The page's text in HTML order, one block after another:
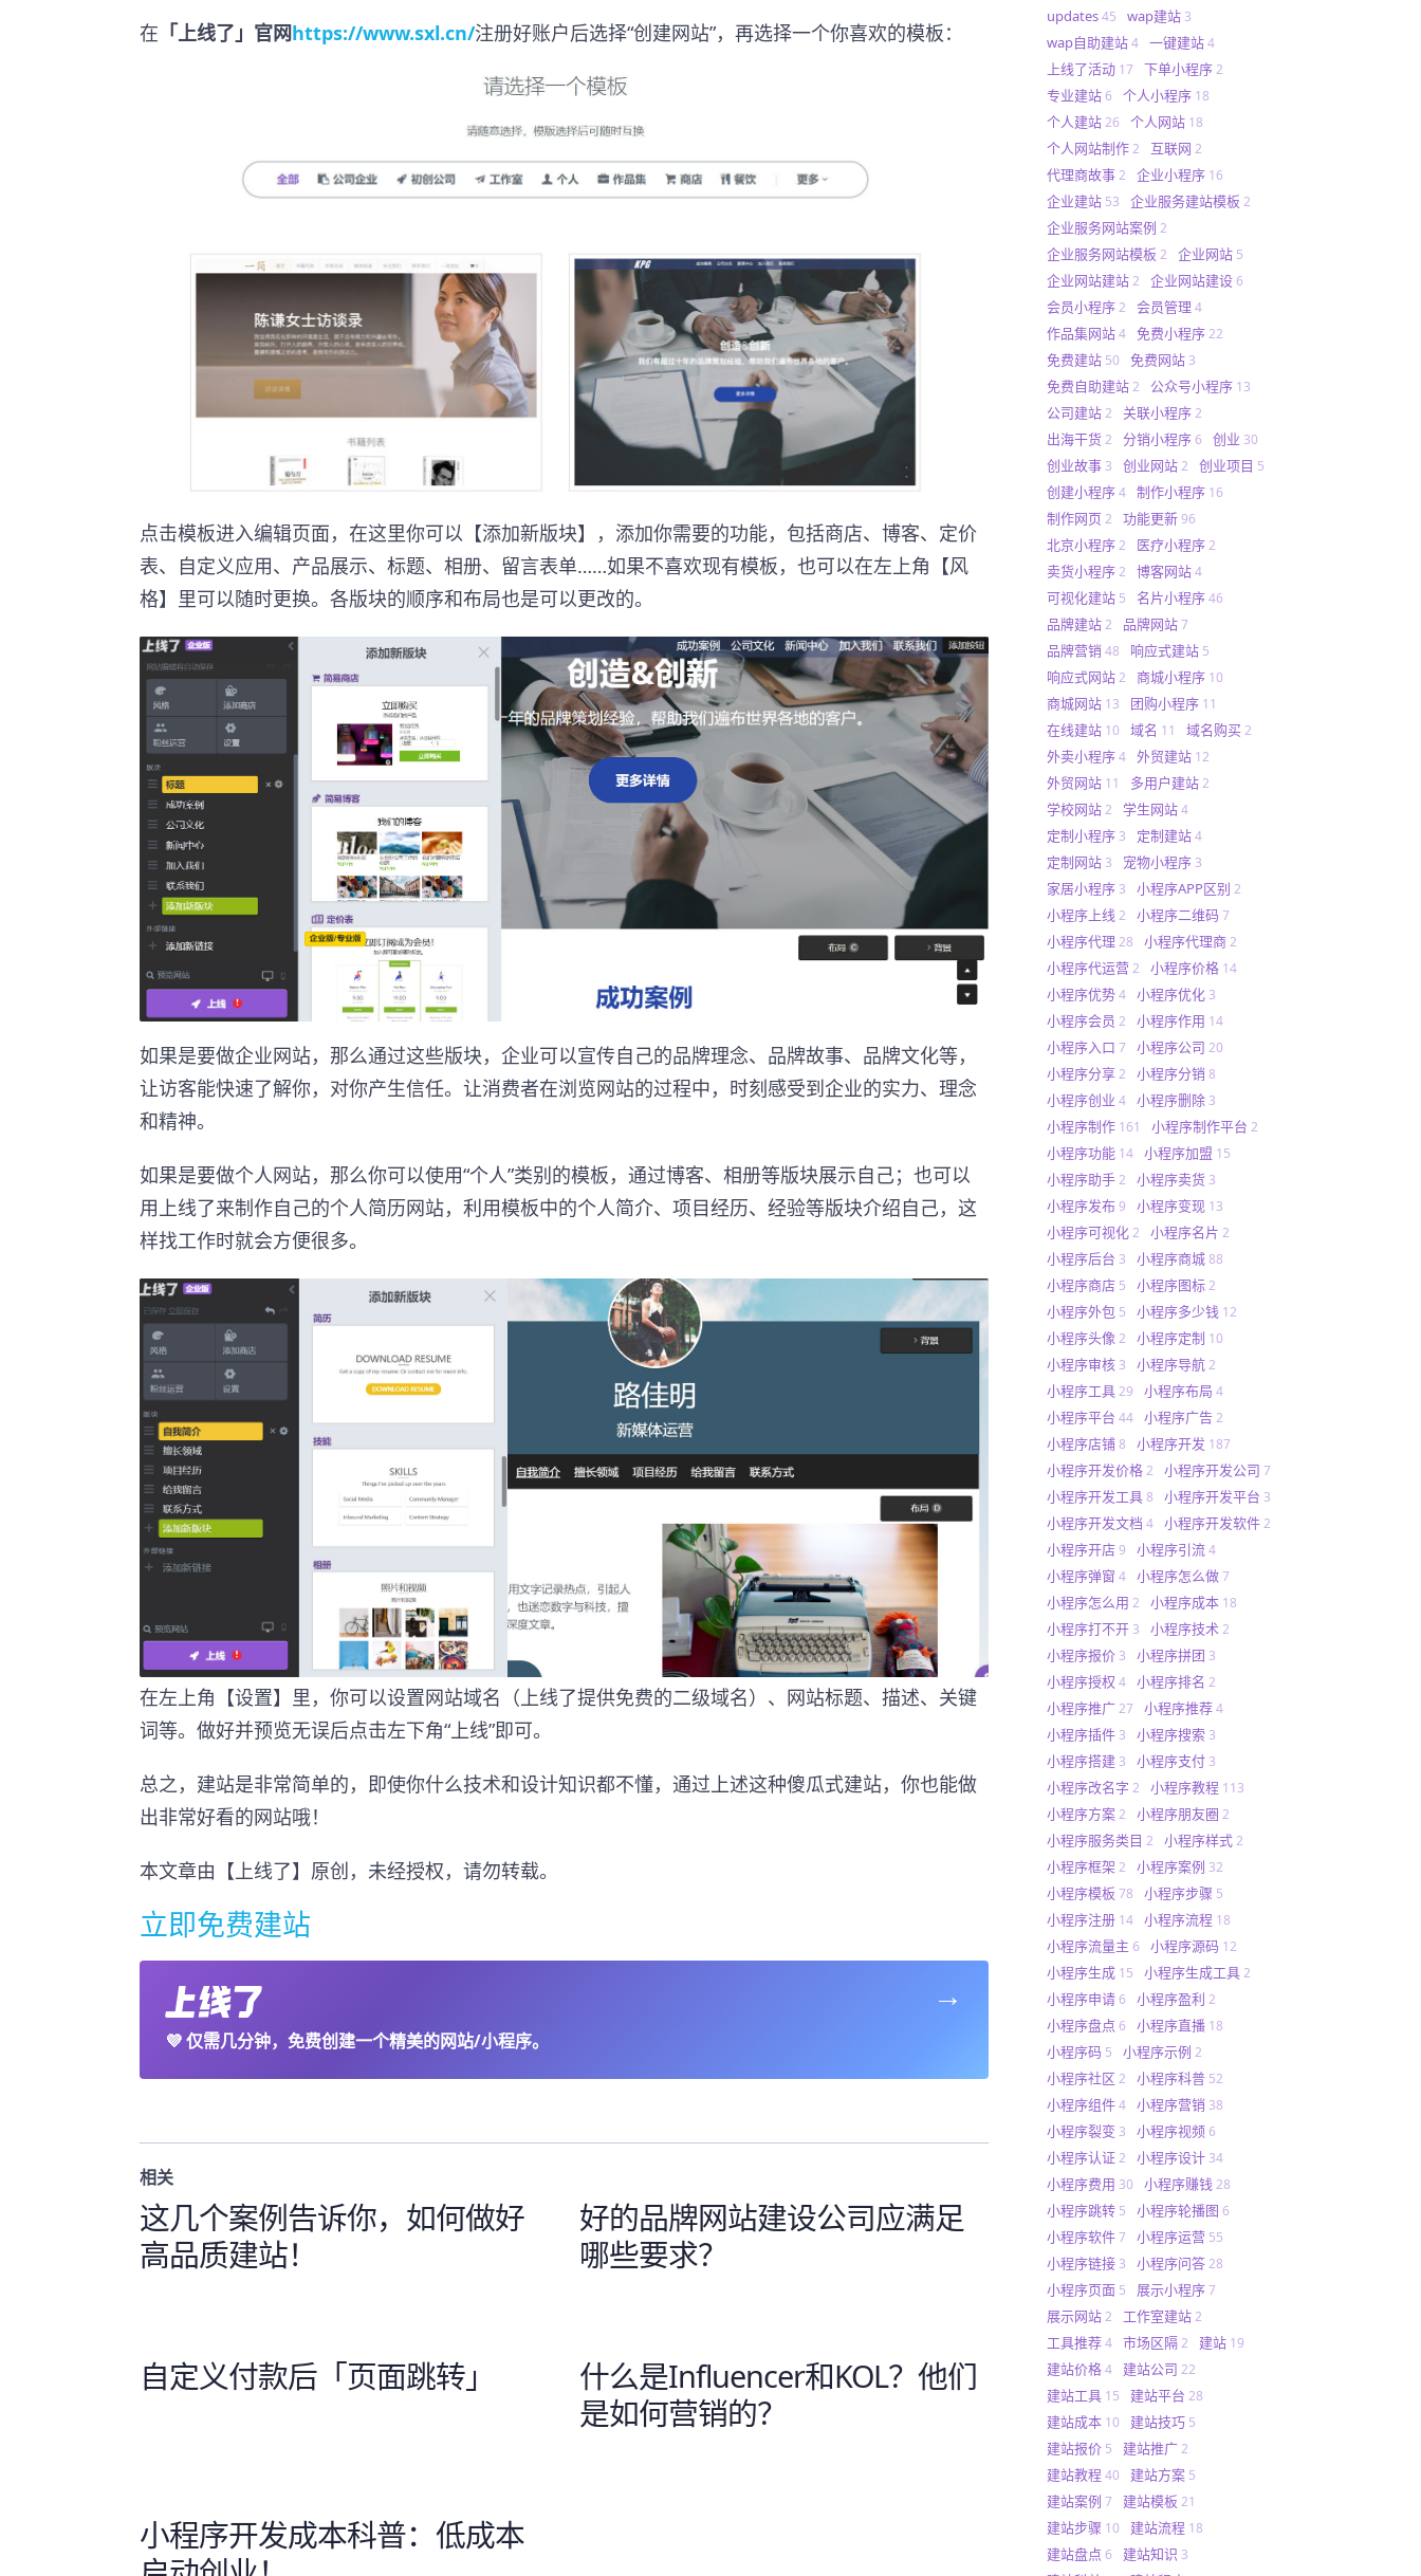
在 「上线了」官网https://www.sxl.cn/注册好账户后选择“创建网站”，再选择一个你喜欢的模板：
点击模板进入编辑页面，在这里你可以【添加新版块】，添加你需要的功能，包括商店、博客、定价
表、自定义应用、产品展示、标题、相册、留言表单……如果不喜欢现有模板，也可以在左上角【风
格】里可以随时更换。各版块的顺序和布局也是可以更改的。
如果是要做企业网站，那么通过这些版块，企业可以宣传自己的品牌理念、品牌故事、品牌文化等，
让访客能快速了解你，对你产生信任。让消费者在浏览网站的过程中，时刻感受到企业的实力、理念
和精神。
如果是要做个人网站，那么你可以使用“个人”类别的模板，通过博客、相册等版块展示自己；也可以
用上线了来制作自己的个人简历网站，利用模板中的个人简介、项目经历、经验等版块介绍自己，这
样找工作时就会方便很多。
在左上角【设置】里，你可以设置网站域名（上线了提供免费的二级域名）、网站标题、描述、关键
词等。做好并预览无误后点击左下角“上线”即可。
总之，建站是非常简单的，即使你什么技术和设计知识都不懂，通过上述这种傻瓜式建站，你也能做
出非常好看的网站哦！
本文章由【上线了】原创，未经授权，请勿转载。
立即免费建站
💜仅需几分钟，免费创建一个精美的网站/小程序。
→
相关
这几个案例告诉你，如何做好
高品质建站！
好的品牌网站建设公司应满足
哪些要求？
自定义付款后「页面跳转」
什么是Influencer和KOL？他们
是如何营销的？
小程序开发成本科普：低成本
updates 45 wap建站 3
wap自助建站 4 一键建站 4
上线了活动 17 下单小程序 2
专业建站 6 个人小程序 18
个人建站 26 个人网站 18
个人网站制作 2 互联网 2
代理商故事 2 企业小程序 16
企业建站 53 企业服务建站模板 2
企业服务网站案例 2
企业服务网站模板 2 企业网站 5
企业网站建站 2 企业网站建设 6
会员小程序 2 会员管理 4
作品集网站 4 免费小程序 22
免费建站 50 免费网站 3
免费自助建站 2 公众号小程序 13
公司建站 2 关联小程序 2
出海干货 2 分销小程序 6 创业 30
创业故事 3 创业网站 2 创业项目 5
创建小程序 4 制作小程序 16
制作网页 2 功能更新 96
北京小程序 2 医疗小程序 2
卖货小程序 2 博客网站 4
可视化建站 5 名片小程序 46
品牌建站 2 品牌网站 7
品牌营销 48 响应式建站 5
响应式网站 2 商城小程序 10
商城网站 13 团购小程序 11
在线建站 10 域名 11 域名购买 2
外卖小程序 4 外贸建站 12
外贸网站 11 多用户建站 2
学校网站 2 学生网站 4
定制小程序 3 定制建站 4
定制网站 3 宠物小程序 3
家居小程序 3 小程序APP区别 2
小程序上线 2 小程序二维码 7
小程序代理 28 小程序代理商 2
小程序代运营 2 小程序价格 14
小程序优势 4 小程序优化 3
小程序会员 2 小程序作用 14
小程序入口 7 小程序公司 20
小程序分享 2 小程序分销 8
小程序创业 4 小程序删除 3
小程序制作 161 小程序制作平台 2
小程序功能 14 小程序加盟 15
小程序助手 2 小程序卖货 3
小程序发布 9 小程序变现 13
小程序可视化 2 小程序名片 2
小程序后台 3 小程序商城 88
小程序商店 5 小程序图标 2
小程序外包 5 小程序多少钱 12
小程序头像 2 小程序定制 10
小程序审核 3 小程序导航 2
小程序工具 29 小程序布局 4
小程序平台 44 小程序广告 2
小程序店铺 8 小程序开发 187
小程序开发价格 2 小程序开发公司 7
小程序开发工具 8 小程序开发平台 3
小程序开发文档 4 小程序开发软件 2
小程序开店 9 小程序引流 4
小程序弹窗 4 小程序怎么做 7
小程序怎么用 2 小程序成本 18
小程序打不开 3 小程序技术 2
小程序报价 3 小程序拼团 3
小程序授权 4 小程序排名 2
小程序推广 27 小程序推荐 4
小程序插件 3 小程序搜索 3
小程序搭建 3 小程序支付 3
小程序改名字 2 小程序教程 113
小程序方案 2 小程序朋友圈 2
小程序服务类目 2 小程序样式 2
小程序框架 2 小程序案例 32
小程序模板 78 小程序步骤 5
小程序注册 14 小程序流程 18
小程序流量主 6 小程序源码 12
小程序生成 15 小程序生成工具 2
小程序申请 6 小程序盈利 2
小程序盘点 6 小程序直播 18
小程序码 5 小程序示例 2
小程序社区 2 小程序科普 52
小程序组件 4 小程序营销 38
小程序裂变 3 小程序视频 6
小程序认证 2 小程序设计 34
小程序费用 30 小程序赚钱 28
小程序跳转 5 小程序轮播图 6
小程序软件 7 小程序运营 55
小程序链接 3 小程序问答 28
小程序页面 5 展示小程序 7
展示网站 2 工作室建站 2
工具推荐 4 市场区隔 2 建站 19
建站价格 4 建站公司 22
建站工具 15 建站平台 28
建站成本 10 建站技巧 5
建站报价 5 建站推广 2
建站教程 40 建站方案 5
建站案例 7 建站模板 21
建站步骤 10 建站流程 18
建站盘点 6 建站知识 3